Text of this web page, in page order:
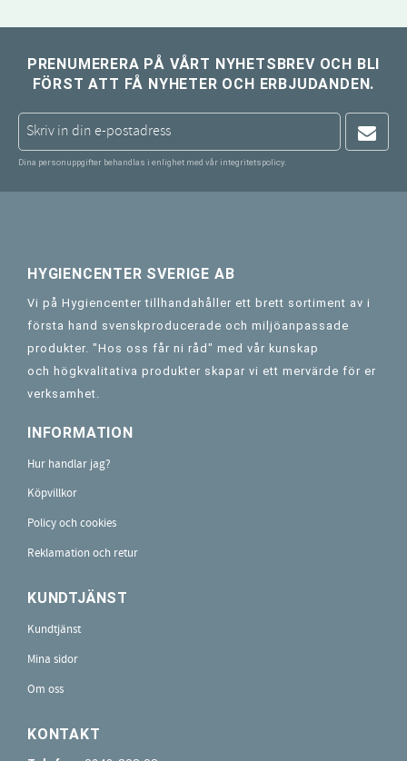
PRENUMERERA PÅ VÅRT NYHETSBREV OCH BLI
FÖRST ATT FÅ NYHETER OCH ERBJUDANDEN.
Dina personuppgifter behandlas i enlighet med vår integritetspolicy.
HYGIENCENTER SVERIGE AB
Vi på Hygiencenter tillhandahåller ett brett sortiment av i
första hand svenskproducerade och miljöanpassade
produkter. "Hos oss får ni råd" med vår kunskap
och högkvalitativa produkter skapar vi ett mervärde för er
verksamhet.
INFORMATION
Hur handlar jag?
Köpvillkor
Policy och cookies
Reklamation och retur
KUNDTJÄNST
Kundtjänst
Mina sidor
Om oss
KONTAKT